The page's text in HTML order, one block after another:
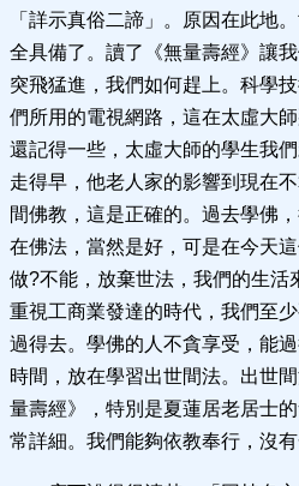
「詳示真俗二諦」。原因在此地
全具備了。讀了《無量壽經》讓
突飛猛進，我們如何趕上。科學
們所用的電視網路，這在太虛大
還記得一些，太虛大師的學生我
走得早，他老人家的影響到現在
間佛教，這是正確的。過去學佛
在佛法，當然是好，可是在今天
做?不能，放棄世法，我們的生活
重視工商業發達的時代，我們至
過得去。學佛的人不貪享受，能
時間，放在學習出世間法。出世
量壽經》，特別是夏蓮居老居士
常詳細。我們能夠依教奉行，沒有